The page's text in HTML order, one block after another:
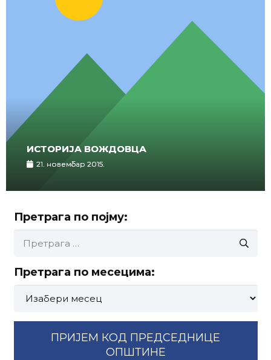
ИСТОРИЈА ВОЖДОВЦА
21. новембар 2015.
Претрага по појму:
за:
Претрага по месецима:
месецима:
ПРИЈЕМ КОД ПРЕДСЕДНИЦЕ
ОПШТИНЕ